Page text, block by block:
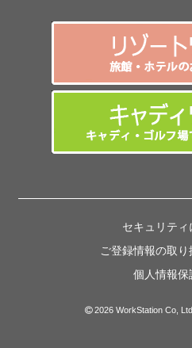
セキュリティ
ご登録情報の取り
個人情報保
2026 WorkStation Co,